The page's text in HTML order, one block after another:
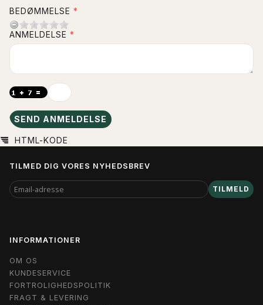
BEDØMMELSE
ANMELDELSE
SEND ANMELDELSE
HTML-KODE
TILMED DIG VORES NYHEDSBREV
EMAIL-
ADRESSE
TILMELD
INFORMATIONER
OM OS
KUNDESERVICE
FORTROLIGHEDSPOLITIK
FRAGT & LEVERING